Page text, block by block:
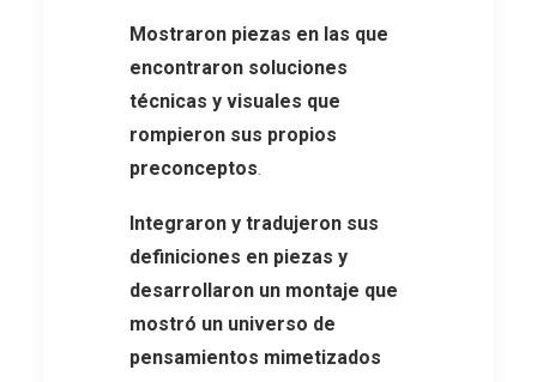
Mostraron piezas en las que
encontraron soluciones
técnicas y visuales que
rompieron sus propios
preconceptos.
Integraron y tradujeron sus
definiciones en piezas y
desarrollaron un montaje que
mostró un universo de
pensamientos mimetizados